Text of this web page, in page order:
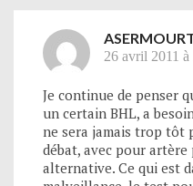
26 avril 2011 à
Je continue de penser
un certain BHL, a
ne sera jamais trop tôt
débat, avec pour
alternative. Ce qui est